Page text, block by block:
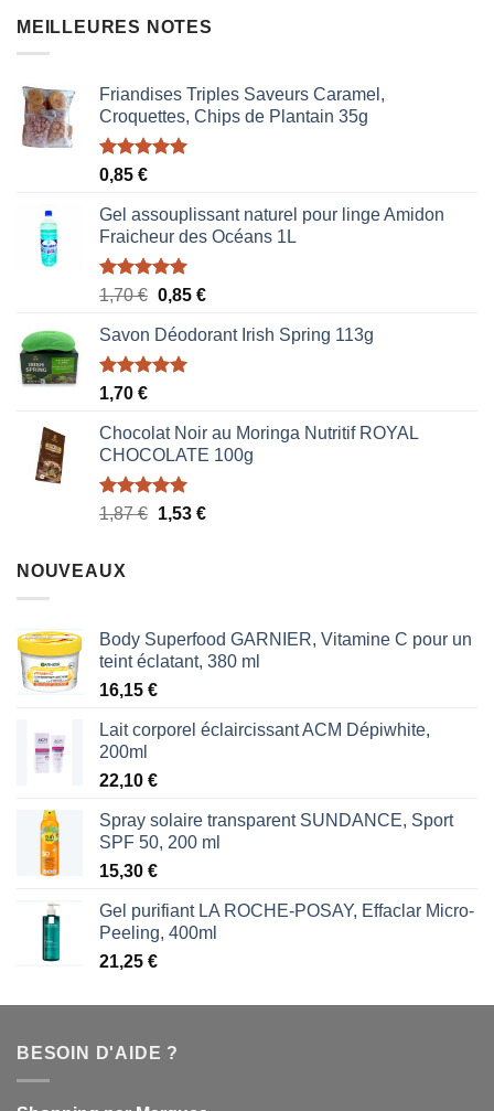
MEILLEURES NOTES
Friandises Triples Saveurs Caramel,
Croquettes, Chips de Plantain 35g
Note5.00
0,85 €
Gel assouplissant naturel pour linge Amidon
Fraicheur des Océans 1L
Note5.00
1,70€ Le
initial
était :
0,85 €Le
actuel
Savon Déodorant Irish Spring 113g
Note5.00
1,70 €
Chocolat Noir au Moringa Nutritif ROYAL
CHOCOLATE 100g
Note5.00
1,87€ Le
1,53 €Le
NOUVEAUX
Body Superfood GARNIER, Vitamine C pour un
teint éclatant, 380 ml
16,15 €
Lait corporel éclaircissant ACM Dépiwhite,
200ml
22,10 €
Spray solaire transparent SUNDANCE, Sport
SPF 50, 200 ml
15,30 €
Gel purifiant LA ROCHE-POSAY, Effaclar Micro-
Peeling, 400ml
21,25 €
BESOIN D'AIDE ?